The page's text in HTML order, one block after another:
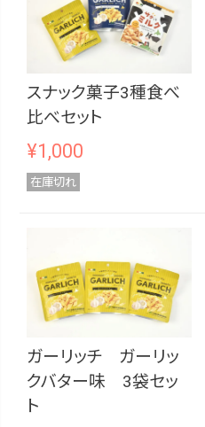
スナック菓子3種食べ
比べセット
¥1,000
在庫切れ
ガーリッチ ガーリッ
クバター味 3袋セッ
ト